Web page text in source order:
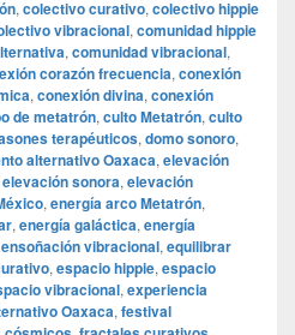
, colectivo curativo, colectivo hippie
vibracional, comunidad hippie
, comunidad vibracional,
corazón frecuencia, conexión
, conexión divina, conexión
de metatrón, culto Metatrón, culto
terapéuticos, domo sonoro,
alternativo Oaxaca, elevación
elevación sonora, elevación
, energía arco Metatrón,
, energía galáctica, energía
ensoñación vibracional, equilibrar
, espacio hippie, espacio
vibracional, experiencia
Oaxaca, festival